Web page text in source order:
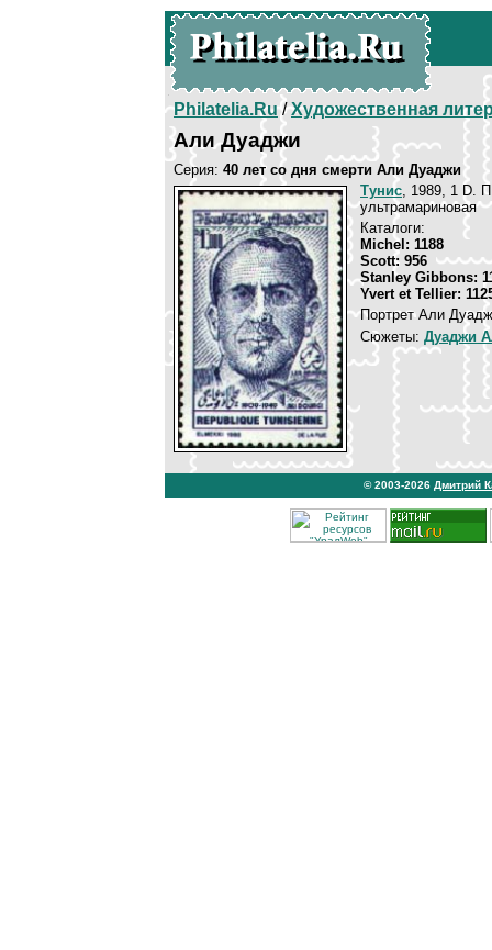
Philatelia.Ru/Художественная
Али Дуаджи
Серия: 40 лет со дня смерти Али Дуаджи
Тунис, 1989, 1 D.
ультрамариновая
Каталоги:
Michel: 1188
Scott: 956
Stanley Gibbons:
Yvert et Tellier:
Портрет Али
Сюжеты: Дуаджи
© 2003-2026 Дмитрий